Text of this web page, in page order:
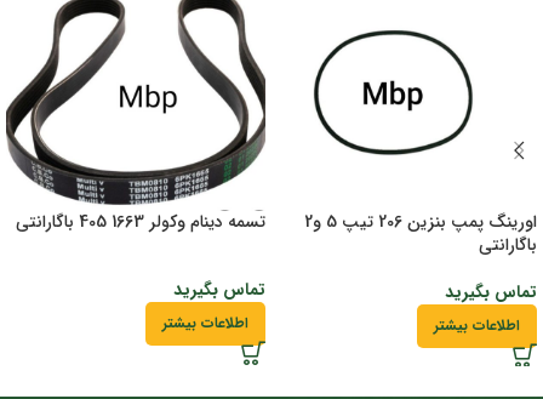
اورینگ پمپ بنزین 206 تیپ 5 و2
باگارانتی
تماس بگیرید
اطلاعات بیشتر
تسمه دینام وکولر 1663 405 باگارانتی
تماس بگیرید
اطلاعات بیشتر